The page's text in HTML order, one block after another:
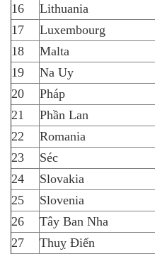
16
Lithuania
17
Luxembourg
18
Malta
19
Na Uy
20
Pháp
21
Phần Lan
22
Romania
23
Séc
24
Slovakia
25
Slovenia
26
Tây Ban Nha
27
Thuỵ Điển